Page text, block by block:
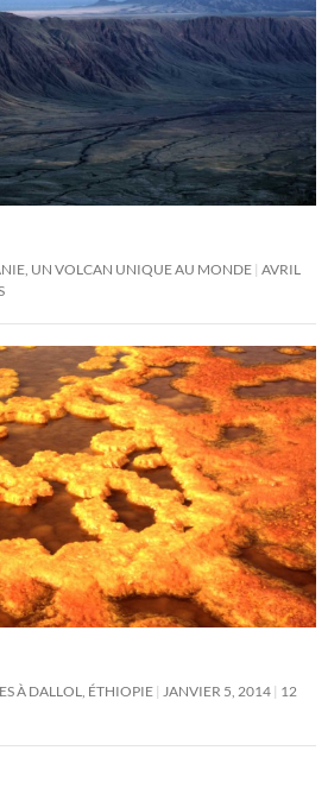
UN VOLCAN UNIQUE AU MONDE AVRIL
À DALLOL, ÉTHIOPIE JANVIER 5, 2014 12